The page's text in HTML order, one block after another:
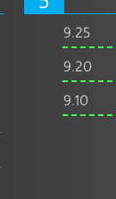
9.25
9.20
9.10